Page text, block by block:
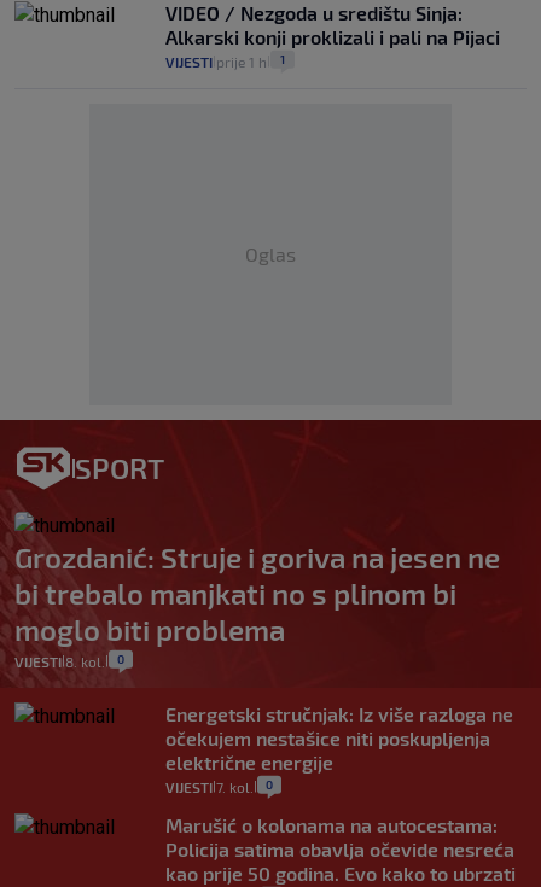
VIDEO / Nezgoda u središtu Sinja:
Alkarski konji proklizali i pali na Pijaci
VIJESTI prije 1 h 1
Oglas
SPORT
Grozdanić: Struje i goriva na jesen ne
bi trebalo manjkati no s plinom bi
moglo biti problema
VIJESTI| 8. kol. 0
Energetski stručnjak: Iz više razloga ne
očekujem nestašice niti poskupljenja
električne energije
VIJESTI 7. kol. 0
Marušić o kolonama na autocestama:
Policija satima obavlja očevide nesreća
kao prije 50 godina. Evo kako to ubrzati